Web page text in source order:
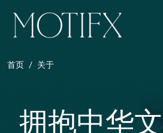
HEADING 2
ITEM 1
首页 关于
拥抱中华